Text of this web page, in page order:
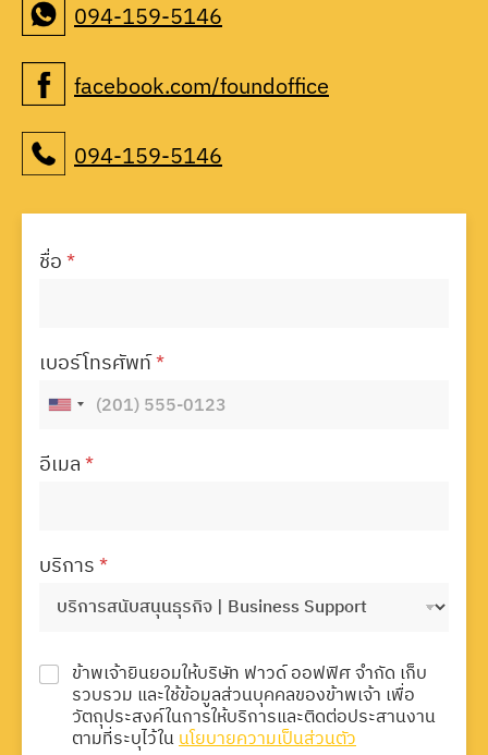
094-159-5146
facebook.com/foundoffice
094-159-5146
ชื่อ*
เบอร์โทรศัพท์*
อีเมล*
บริการ*
ข้าพเจ้ายินยอมให้บริษัท ฟาวด์ ออฟฟิศ จำกัด เก็บ
รวบรวม และใช้ข้อมูลส่วนบุคคลของข้าพเจ้า เพื่อ
วัตถุประสงค์ในการให้บริการและติดต่อประสานงาน
ตามที่ระบุไว้ในนโยบายความเป็นส่วนตัว